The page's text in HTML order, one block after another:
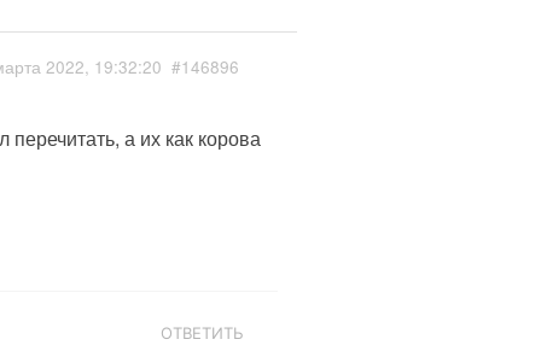
2022, 19:32:20 #146896
а их как корова
ОТВЕТИТЬ